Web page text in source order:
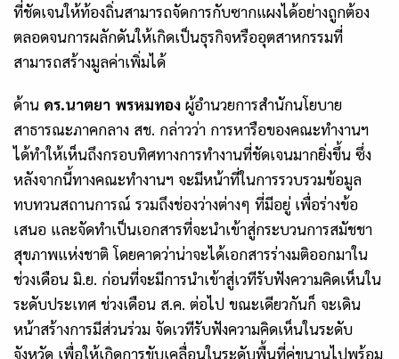
ที่ชัดเจนให้ท้องถิ่นสามารถจัดการกับซากแผงได้อย่างถูกต้อง
ตลอดจนการผลักดันให้เกิดเป็นธุรกิจหรืออุตสาหกรรมที่
สามารถสร้างมูลค่าเพิ่มได้
ด้าน ดร.นาตยา พรหมทอง ผู้อำนวยการสำนักนโยบาย
สาธารณะภาคกลาง สช. กล่าวว่า การหารือของคณะทำงานฯ
ได้ทำให้เห็นถึงกรอบทิศทางการทำงานที่ชัดเจนมากยิ่งขึ้น ซึ่ง
หลังจากนี้ทางคณะทำงานฯ จะมีหน้าที่ในการรวบรวมข้อมูล
ทบทวนสถานการณ์ รวมถึงช่องว่างต่างๆ ที่มีอยู่ เพื่อร่างข้อ
เสนอ และจัดทำเป็นเอกสารที่จะนำเข้าสู่กระบวนการสมัชชา
สุขภาพแห่งชาติ โดยคาดว่าน่าจะได้เอกสารร่างมติออกมาใน
ช่วงเดือน มิ.ย. ก่อนที่จะมีการนำเข้าสู่เวทีรับฟังความคิดเห็นใน
ระดับประเทศ ช่วงเดือน ส.ค. ต่อไป ขณะเดียวกันก็ จะเดิน
หน้าสร้างการมีส่วนร่วม จัดเวทีรับฟังความคิดเห็นในระดับ
จังหวัด เพื่อให้เกิดการขับเคลื่อนในระดับพื้นที่คู่ขนานไปพร้อม